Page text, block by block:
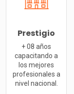
Prestigio
+ 08 años
capacitando a
los mejores
profesionales a
nivel nacional.